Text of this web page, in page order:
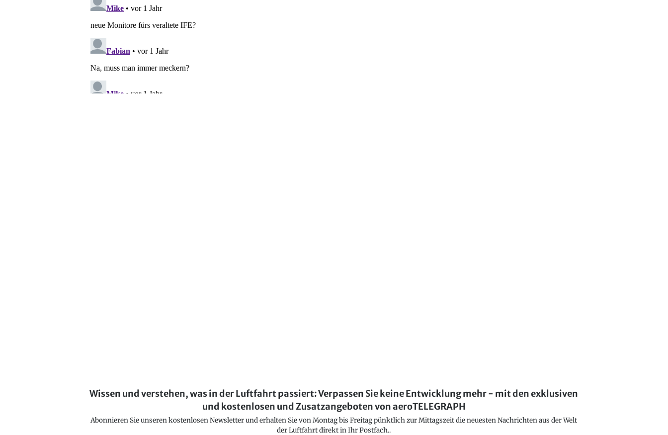
Wissen und verstehen, was in der Luftfahrt passiert: Verpassen Sie keine Entwicklung mehr - mit den exklusiven
und kostenlosen und Zusatzangeboten von aeroTELEGRAPH
Abonnieren Sie unseren kostenlosen Newsletter und erhalten Sie von Montag bis Freitag pünktlich zur Mittagszeit die neuesten Nachrichten aus der Welt
der Luftfahrt direkt in Ihr Postfach..